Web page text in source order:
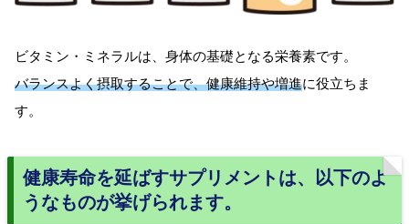
ビタミン・ミネラルは、身体の基礎となる栄養素です。
バランスよく摂取することで、健康維持や増進に役立ちま
す。
健康寿命を延ばすサプリメントは、以下のよ
うなものが挙げられます。